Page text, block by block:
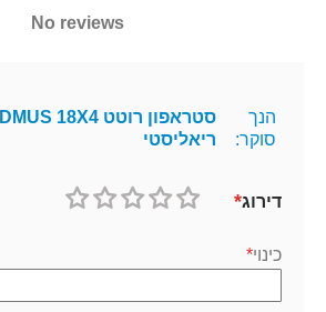
No reviews
הנך
סוקר:
ריאליסטי
דירוג
כינוי